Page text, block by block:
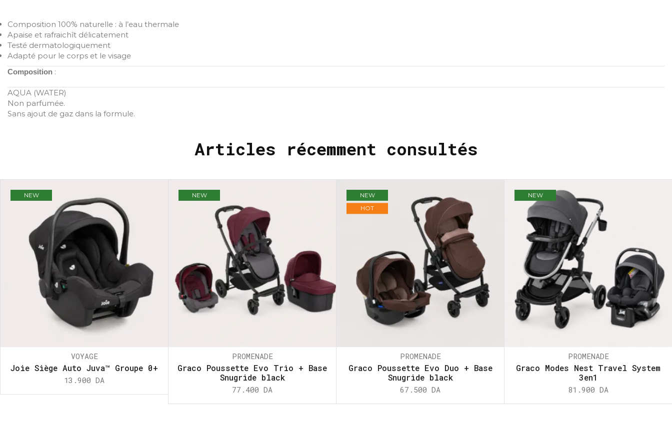
Composition 100% naturelle : à l’eau thermale
Apaise et rafraichît délicatement
Testé dermatologiquement
Adapté pour le corps et le visage
Composition :
AQUA (WATER)
Non parfumée.
Sans ajout de gaz dans la formule.
Articles récemment consultés
NEW
VOYAGE
Joie Siège Auto Juva™ Groupe 0+
13.900 DA
NEW
PROMENADE
Graco Poussette Evo Trio + Base
Snugride black
77.400 DA
NEW
HOT
PROMENADE
Graco Poussette Evo Duo + Base
Snugride black
67.500 DA
NEW
PROMENADE
Graco Modes Nest Travel System
3en1
81.900 DA